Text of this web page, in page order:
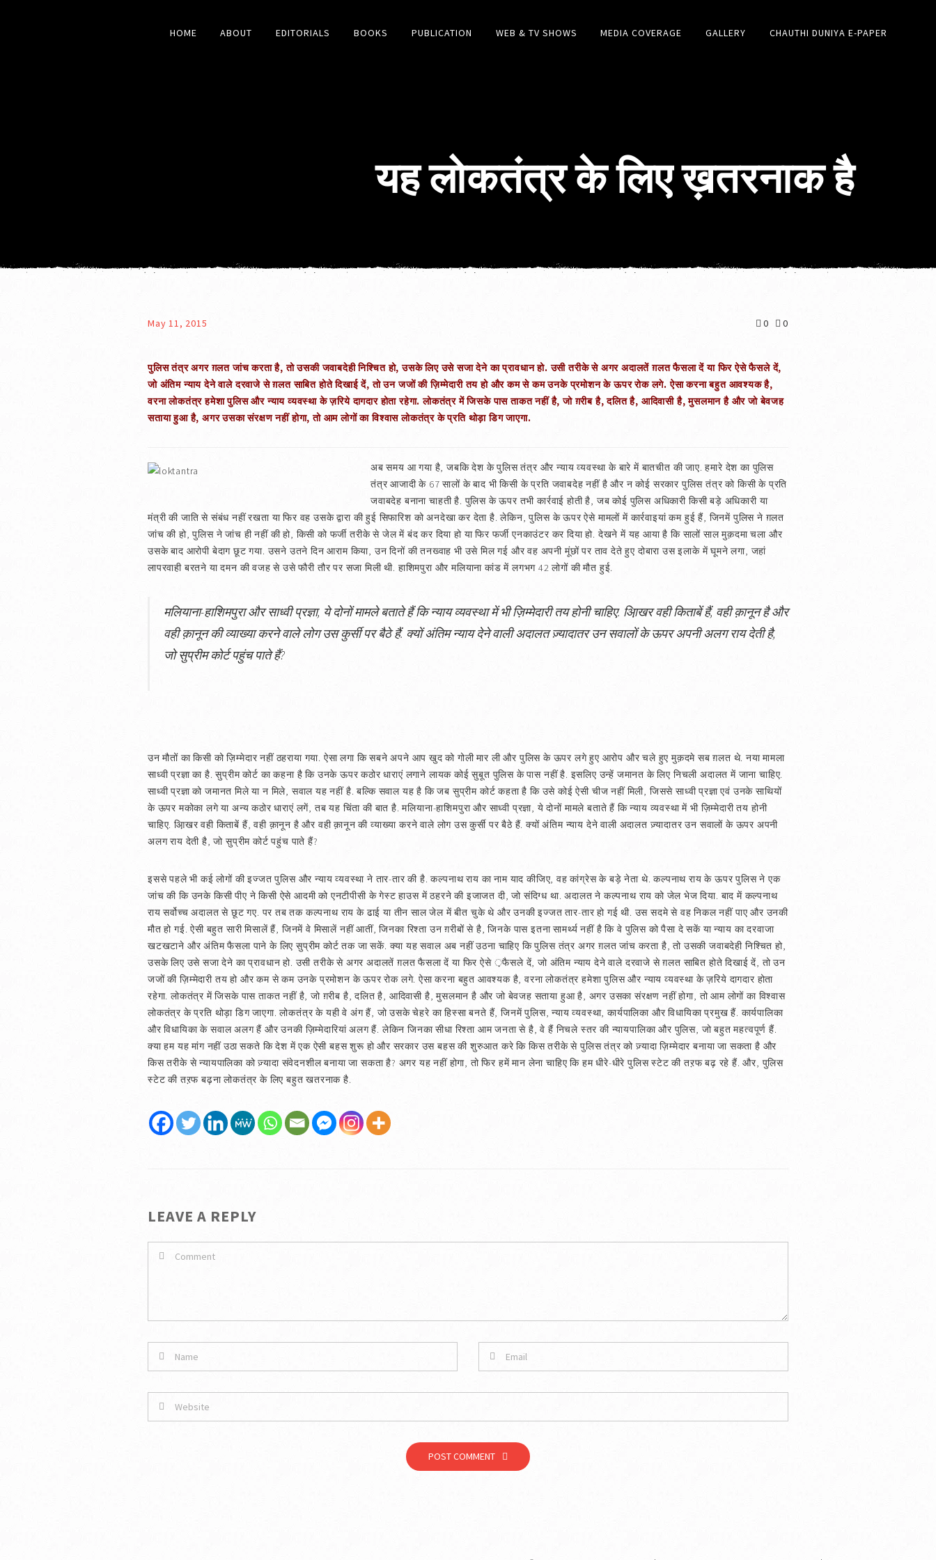
HOME ABOUT EDITORIALS BOOKS PUBLICATION WEB & TV SHOWS MEDIA COVERAGE GALLERY CHAUTHI DUNIYA E-PAPER
यह लोकतंत्र के लिए ख़तरनाक है
May 11, 2015 0 0
पुलिस तंत्र अगर ग़लत जांच करता है, तो उसकी जवाबदेही निश्चित हो, उसके लिए उसे सजा देने का प्रावधान हो. उसी तरीके से अगर अदालतें ग़लत फैसला दें या फिर ऐसे फैसले दें,
जो अंतिम न्याय देने वाले दरवाजे से ग़लत साबित होते दिखाई दें, तो उन जजों की ज़िम्मेदारी तय हो और कम से कम उनके प्रमोशन के ऊपर रोक लगे. ऐसा करना बहुत आवश्यक है,
वरना लोकतंत्र हमेशा पुलिस और न्याय व्यवस्था के ज़रिये दागदार होता रहेगा. लोकतंत्र में जिसके पास ताकत नहीं है, जो ग़रीब है, दलित है, आदिवासी है, मुसलमान है और जो बेवजह
सताया हुआ है, अगर उसका संरक्षण नहीं होगा, तो आम लोगों का विश्वास लोकतंत्र के प्रति थोड़ा डिग जाएगा.
अब समय आ गया है, जबकि देश के पुलिस तंत्र और न्याय व्यवस्था के बारे में बातचीत की जाए. हमारे देश का पुलिस
तंत्र आजादी के 67 सालों के बाद भी किसी के प्रति जवाबदेह नहीं है और न कोई सरकार पुलिस तंत्र को किसी के प्रति
जवाबदेह बनाना चाहती है. पुलिस के ऊपर तभी कार्रवाई होती है, जब कोई पुलिस अधिकारी किसी बड़े अधिकारी या
मंत्री की जाति से संबंध नहीं रखता या फिर वह उसके द्वारा की हुई सिफारिश को अनदेखा कर देता है. लेकिन, पुलिस के ऊपर ऐसे मामलों में कार्रवाइयां कम हुई हैं, जिनमें पुलिस ने ग़लत
जांच की हो, पुलिस ने जांच ही नहीं की हो, किसी को फर्जी तरीके से जेल में बंद कर दिया हो या फिर फर्जी एनकाउंटर कर दिया हो. देखने में यह आया है कि सालों साल मुक़दमा चला और
उसके बाद आरोपी बेदाग छूट गया. उसने उतने दिन आराम किया, उन दिनों की तनख्वाह भी उसे मिल गई और वह अपनी मूंछों पर ताव देते हुए दोबारा उस इलाके में घूमने लगा, जहां
लापरवाही बरतने या दमन की वजह से उसे फौरी तौर पर सजा मिली थी. हाशिमपुरा और मलियाना कांड में लगभग 42 लोगों की मौत हुई.
मलियाना-हाशिमपुरा और साध्वी प्रज्ञा, ये दोनों मामले बताते हैं कि न्याय व्यवस्था में भी ज़िम्मेदारी तय होनी चाहिए. आ़िखर वही किताबें हैं, वही क़ानून है और
वही क़ानून की व्याख्या करने वाले लोग उस कुर्सी पर बैठे हैं. क्यों अंतिम न्याय देने वाली अदालत ज़्यादातर उन सवालों के ऊपर अपनी अलग राय देती है,
जो सुप्रीम कोर्ट पहुंच पाते हैं?
उन मौतों का किसी को ज़िम्मेदार नहीं ठहराया गया. ऐसा लगा कि सबने अपने आप खुद को गोली मार ली और पुलिस के ऊपर लगे हुए आरोप और चले हुए मुक़दमे सब ग़लत थे. नया मामला
साध्वी प्रज्ञा का है. सुप्रीम कोर्ट का कहना है कि उनके ऊपर कठोर धाराएं लगाने लायक कोई सुबूत पुलिस के पास नहीं है. इसलिए उन्हें जमानत के लिए निचली अदालत में जाना चाहिए.
साध्वी प्रज्ञा को जमानत मिले या न मिले, सवाल यह नहीं है. बल्कि सवाल यह है कि जब सुप्रीम कोर्ट कहता है कि उसे कोई ऐसी चीज नहीं मिली, जिससे साध्वी प्रज्ञा एवं उनके साथियों
के ऊपर मकोका लगे या अन्य कठोर धाराएं लगें, तब यह चिंता की बात है. मलियाना-हाशिमपुरा और साध्वी प्रज्ञा, ये दोनों मामले बताते हैं कि न्याय व्यवस्था में भी ज़िम्मेदारी तय होनी
चाहिए. आ़िखर वही किताबें हैं, वही क़ानून है और वही क़ानून की व्याख्या करने वाले लोग उस कुर्सी पर बैठे हैं. क्यों अंतिम न्याय देने वाली अदालत ज़्यादातर उन सवालों के ऊपर अपनी
अलग राय देती है, जो सुप्रीम कोर्ट पहुंच पाते हैं?
इससे पहले भी कई लोगों की इज्जत पुलिस और न्याय व्यवस्था ने तार-तार की है. कल्पनाथ राय का नाम याद कीजिए, वह कांग्रेस के बड़े नेता थे. कल्पनाथ राय के ऊपर पुलिस ने एक
जांच की कि उनके किसी पीए ने किसी ऐसे आदमी को एनटीपीसी के गेस्ट हाउस में ठहरने की इजाजत दी, जो संदिग्ध था. अदालत ने कल्पनाथ राय को जेल भेज दिया. बाद में कल्पनाथ
राय सर्वोच्च अदालत से छूट गए. पर तब तक कल्पनाथ राय के ढाई या तीन साल जेल में बीत चुके थे और उनकी इज्जत तार-तार हो गई थी. उस सदमे से वह निकल नहीं पाए और उनकी
मौत हो गई. ऐसी बहुत सारी मिसालें हैं, जिनमें वे मिसालें नहीं आतीं, जिनका रिश्ता उन ग़रीबों से है, जिनके पास इतना सामर्थ्य नहीं है कि वे पुलिस को पैसा दे सकें या न्याय का दरवाजा
खटखटाने और अंतिम फैसला पाने के लिए सुप्रीम कोर्ट तक जा सकें. क्या यह सवाल अब नहीं उठना चाहिए कि पुलिस तंत्र अगर ग़लत जांच करता है, तो उसकी जवाबदेही निश्चित हो,
उसके लिए उसे सजा देने का प्रावधान हो. उसी तरीके से अगर अदालतें ग़लत फैसला दें या फिर ऐसे ़फैसले दें, जो अंतिम न्याय देने वाले दरवाजे से ग़लत साबित होते दिखाई दें, तो उन
जजों की ज़िम्मेदारी तय हो और कम से कम उनके प्रमोशन के ऊपर रोक लगे. ऐसा करना बहुत आवश्यक है, वरना लोकतंत्र हमेशा पुलिस और न्याय व्यवस्था के ज़रिये दागदार होता
रहेगा. लोकतंत्र में जिसके पास ताकत नहीं है, जो ग़रीब है, दलित है, आदिवासी है, मुसलमान है और जो बेवजह सताया हुआ है, अगर उसका संरक्षण नहीं होगा, तो आम लोगों का विश्वास
लोकतंत्र के प्रति थोड़ा डिग जाएगा. लोकतंत्र के यही वे अंग हैं, जो उसके चेहरे का हिस्सा बनते हैं, जिनमें पुलिस, न्याय व्यवस्था, कार्यपालिका और विधायिका प्रमुख हैं. कार्यपालिका
और विधायिका के सवाल अलग हैं और उनकी ज़िम्मेदारियां अलग हैं. लेकिन जिनका सीधा रिश्ता आम जनता से है, वे हैं निचले स्तर की न्यायपालिका और पुलिस, जो बहुत महत्वपूर्ण हैं.
क्या हम यह मांग नहीं उठा सकते कि देश में एक ऐसी बहस शुरू हो और सरकार उस बहस की शुरुआत करे कि किस तरीके से पुलिस तंत्र को ज़्यादा ज़िम्मेदार बनाया जा सकता है और
किस तरीके से न्यायपालिका को ज़्यादा संवेदनशील बनाया जा सकता है? अगर यह नहीं होगा, तो फिर हमें मान लेना चाहिए कि हम धीरे-धीरे पुलिस स्टेट की तऱफ बढ़ रहे हैं. और, पुलिस
स्टेट की तऱफ बढ़ना लोकतंत्र के लिए बहुत खतरनाक है.
LEAVE A REPLY
POST COMMENT